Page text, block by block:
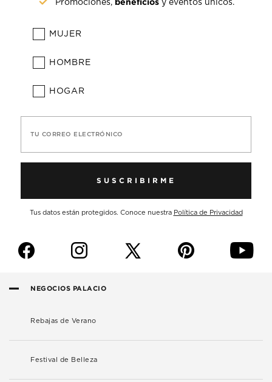
Promociones, y eventos únicos.
MUJER
HOMBRE
HOGAR
TU CORREO ELECTRÓNICO
SUSCRIBIRME
Tus datos están protegidos. Conoce nuestra Política de Privacidad
f i p y
NEGOCIOS PALACIO
Rebajas de Verano
Festival de Belleza